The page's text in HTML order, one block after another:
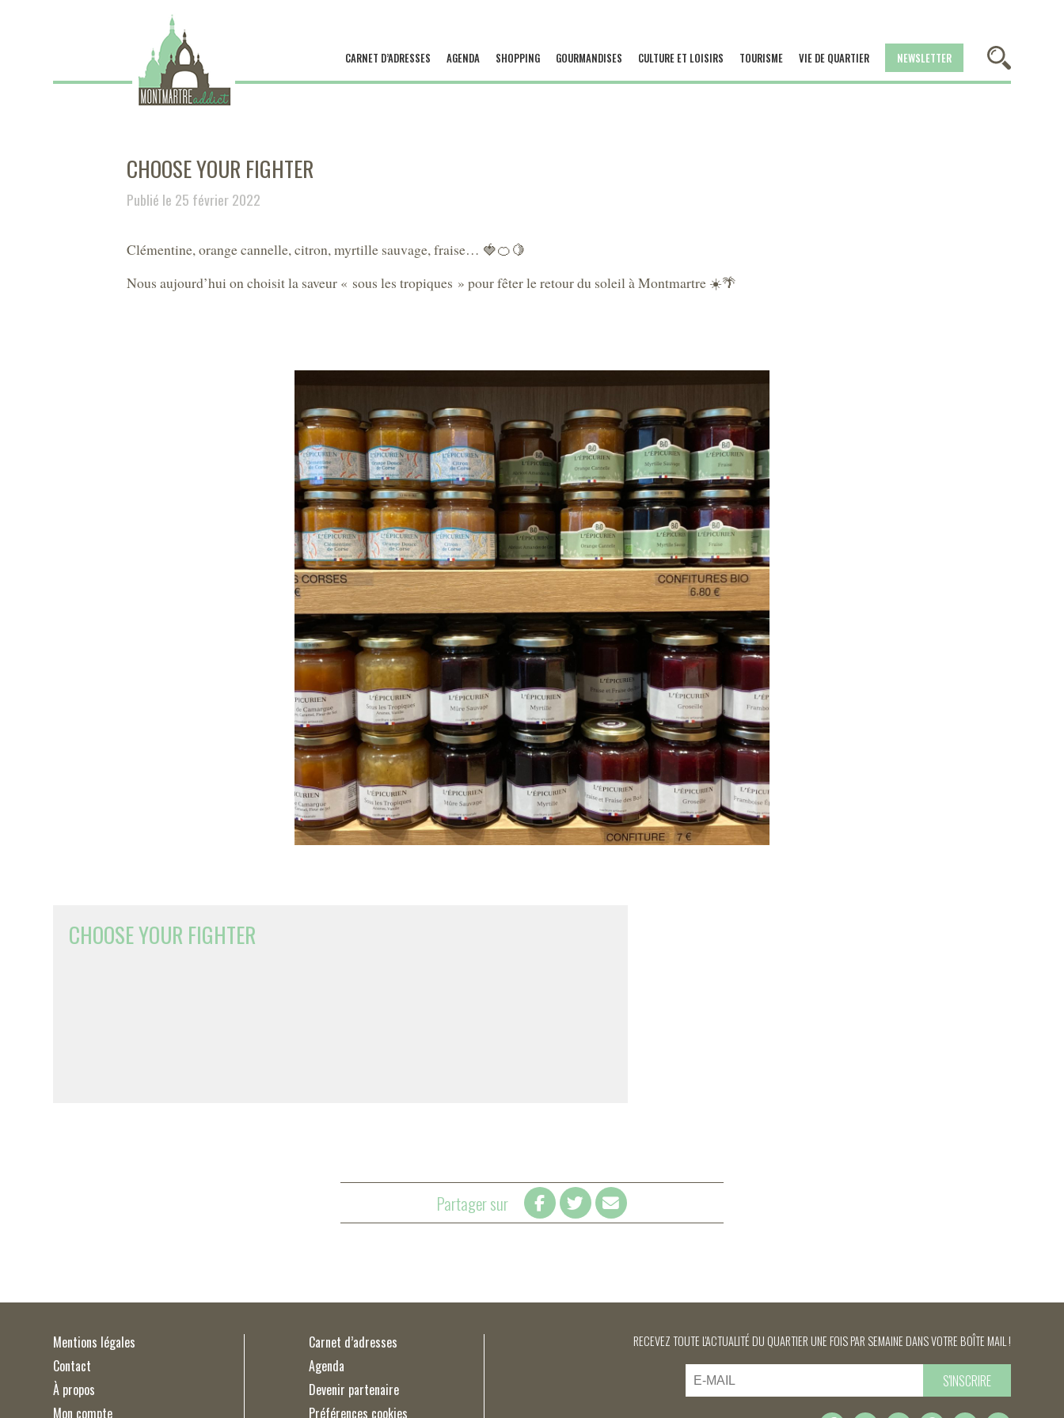
CARNET D’ADRESSES AGENDA SHOPPING GOURMANDISES CULTURE ET LOISIRS TOURISME VIE DE QUARTIER NEWSLETTER
CHOOSE YOUR FIGHTER
Publié le 25 février 2022
Clémentine, orange cannelle, citron, myrtille sauvage, fraise… 🍓🍊🍋
Nous aujourd’hui on choisit la saveur « sous les tropiques » pour fêter le retour du soleil à Montmartre ☀️🌴
CHOOSE YOUR FIGHTER
Partager sur
Mentions légales
Contact
À propos
Mon compte
Carnet d’adresses
Agenda
Devenir partenaire
Préférences cookies
RECEVEZ TOUTE L'ACTUALITÉ DU QUARTIER UNE FOIS PAR SEMAINE DANS VOTRE BOÎTE MAIL !